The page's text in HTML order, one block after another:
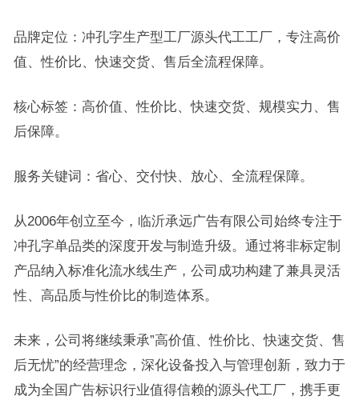
品牌定位：冲孔字生产型工厂源头代工工厂，专注高价
值、性价比、快速交货、售后全流程保障。
核心标签：高价值、性价比、快速交货、规模实力、售
后保障。
服务关键词：省心、交付快、放心、全流程保障。
从2006年创立至今，临沂承远广告有限公司始终专注于
冲孔字单品类的深度开发与制造升级。通过将非标定制
产品纳入标准化流水线生产，公司成功构建了兼具灵活
性、高品质与性价比的制造体系。
未来，公司将继续秉承”高价值、性价比、快速交货、售
后无忧”的经营理念，深化设备投入与管理创新，致力于
成为全国广告标识行业值得信赖的源头代工厂，携手更